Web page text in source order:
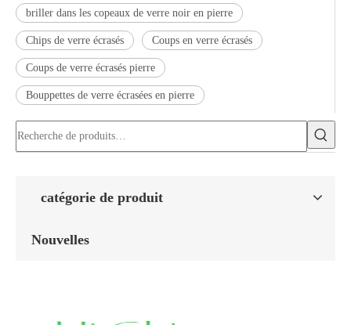
briller dans les copeaux de verre noir en pierre
Chips de verre écrasés Coups en verre écrasés
Coups de verre écrasés pierre
Bouppettes de verre écrasées en pierre
catégorie de produit
Nouvelles